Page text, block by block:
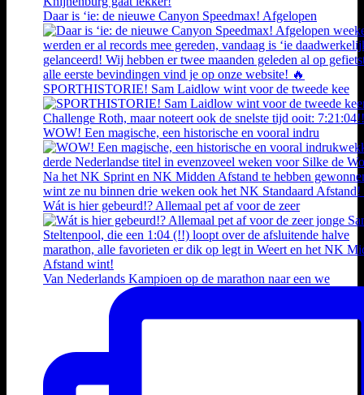
Daar is ‘ie: de nieuwe Canyon Speedmax! Afgelopen
SPORTHISTORIE! Sam Laidlow wint voor de tweede kee
WOW! Een magische, een historische en vooral indru
Wát is hier gebeurd!? Allemaal pet af voor de zeer
Van Nederlands Kampioen op de marathon naar een we